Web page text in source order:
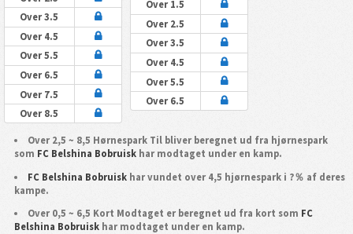
Over 3.5
Over 4.5
Over 5.5
Over 6.5
Over 7.5
Over 8.5
Over 1.5
Over 2.5
Over 3.5
Over 4.5
Over 5.5
Over 6.5
Over 2,5 ~ 8,5 Hørnespark Til bliver beregnet ud fra hjørnespark
som FC Belshina Bobruiskhar modtaget under en kamp.
FC Belshina Bobruisk har vundet over 4,5 hjørnespark i ?％ af deres
kampe.
Over 0,5 ~ 6,5 Kort Modtaget er beregnet ud fra kort som FC
Belshina Bobruiskhar modtaget under en kamp.